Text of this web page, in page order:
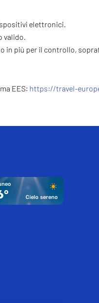
elettronici.
valido.
in più per il controllo,
EES: https://travel-
Cielo sereno